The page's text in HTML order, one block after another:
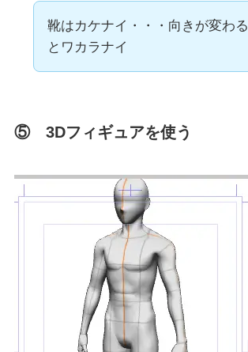
靴はカケナイ・・・向きが変わる
とワカラナイ
⑤ 3Dフィギュアを使う